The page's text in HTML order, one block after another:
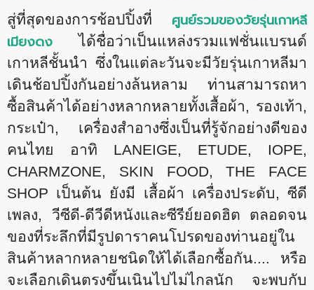
สู่ที่สุดของการช้อปปิ้งที่ ศูนย์รวมของวัยรุ่นเกาหลี
เมียงดง
ได้ชื่อว่าเป็นแหล่งรวมแฟชั่นแบรนด์
เกาหลีชั้นนำ ซึ่งในแต่ละวันจะมีวัยรุ่นเกาหลีมา
เดินช้อปปิ้งกันอย่างล้นหลาม ท่านสามารถหา
ซื้อสินค้าได้อย่างหลากหลายทั้งเสื้อผ้า, รองเท้า,
กระเป๋า, เครื่องสำอางซึ่งเป็นที่รู้จักอย่างดีของ
คนไทย อาทิ LANEIGE, ETUDE, IOPE,
CHARMZONE, SKIN FOOD, THE FACE
SHOP เป็นต้น ยังมี เสื้อผ้า เครื่องประดับ, ซีดี
เพลง, วีซีดี-ดีวีดีหนังและซีรีย์ยอดฮิต ตลอดจน
ของที่ระลึกที่มีรูปดาราคนโปรดของท่านอยู่ใน
สินค้าหลากหลายชนิดให้ได้เลือกซื้อกัน.... หรือ
จะเลือกเดินตรงขึ้นเนินไปไม่ไกลนัก จะพบกับ